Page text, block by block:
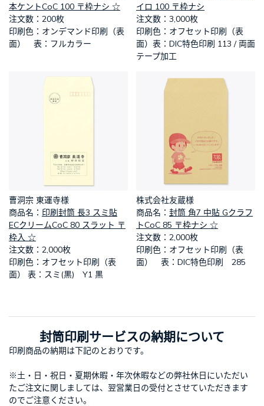
本ケントCoC 100 〒枠ナシ ☆
​注文数：200枚
​印刷色：オンデマンド印刷（表
面） 表：フルカラー
イロ 100 〒枠ナシ
​注文数：3,000枚
​印刷色：オフセット印刷（表
面）表：DIC特色印刷 113 / 両面
テープ加工
曹洞宗 東運寺様
​商品名： 印刷封筒 長3 スミ貼
ECクリームCoC 80 スラット 〒
枠入 ☆
​注文数：2,000枚
​印刷色：オフセット印刷（表
面） 表：スミ(黒) Y1 黒
株式会社友蔵様
​商品名： 封筒 角7 中貼 Gクラフ
トCoC 85 〒枠ナシ ☆
​注文数：2,000枚
​印刷色：オフセット印刷（表
面） 表：DIC特色印刷 285
封筒印刷サービスの納期について
印刷商品の納期は下記のとおりです。
※土・日・祝日・夏期休暇・年次休暇などの弊社休日にいただい
たご注文に関しましては、翌営業日の受付とさせていただきます
のでご注意ください。